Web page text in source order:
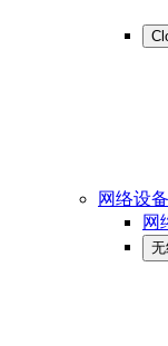
网络设
网